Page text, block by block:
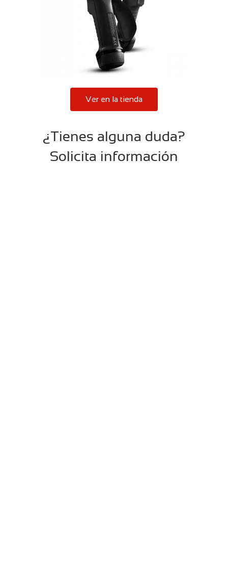
Ver en la tienda
¿Tienes alguna duda?
Solicita información